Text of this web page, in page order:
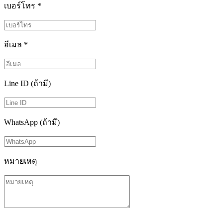
เบอร์โทร *
อีเมล *
Line ID (ถ้ามี)
WhatsApp (ถ้ามี)
หมายเหตุ